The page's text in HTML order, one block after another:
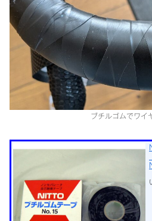
ブチルゴムでワイ